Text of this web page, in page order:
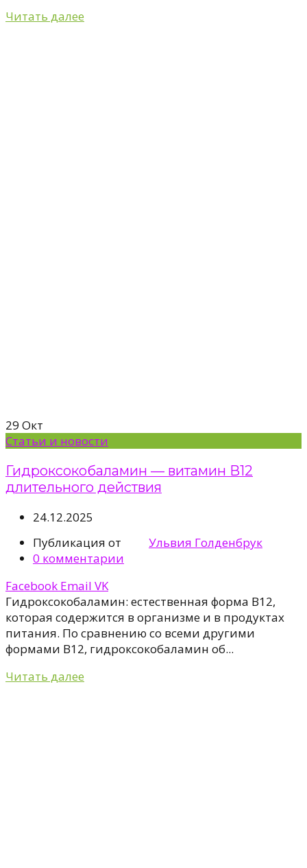
Читать далее
29 Окт
Статьи и новости
Гидроксокобаламин — витамин B12
длительного действия
24.12.2025
Публикация от
Ульвия Голденбрук
0 комментарии
Facebook Email VK
Гидроксокобаламин: естественная форма B12,
которая содержится в организме и в продуктах
питания. По сравнению со всеми другими
формами B12, гидроксокобаламин об...
Читать далее